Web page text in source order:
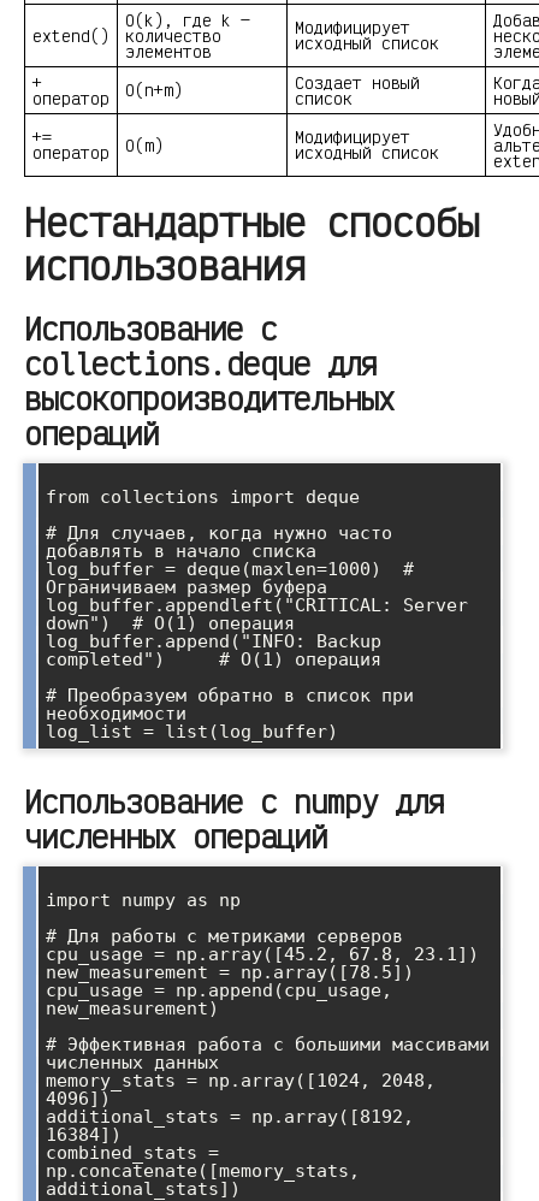
extend()
O(k), где k —
количество
элементов
Модифицирует
исходный список
+
оператор O(n+m) Создает новый
список
+=
оператор O(m) Модифицирует
исходный список
Нестандартные способы
использования
Использование с
collections.deque для
высокопроизводительных
операций
from collections import deque
# Для случаев, когда нужно часто
добавлять в начало списка
log_buffer = deque(maxlen=1000)  #
Ограничиваем размер буфера
log_buffer.appendleft("CRITICAL: Server
down")  # O(1) операция
log_buffer.append("INFO: Backup
completed")     # O(1) операция
# Преобразуем обратно в список при
необходимости
Использование с numpy для
численных операций
import numpy as np
# Для работы с метриками серверов
cpu_usage = np.array([45.2, 67.8, 23.1])
new_measurement = np.array([78.5])
cpu_usage = np.append(cpu_usage,
new_measurement)
# Эффективная работа с большими массивами
численных данных
memory_stats = np.array([1024, 2048,
4096])
additional_stats = np.array([8192,
16384])
combined_stats =
np.concatenate([memory_stats,